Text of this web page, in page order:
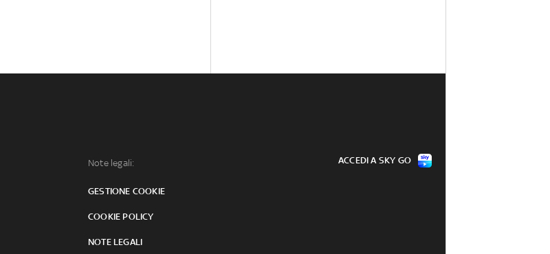
Note legali:
GESTIONE COOKIE
COOKIE POLICY
NOTE LEGALI
ACCEDI A SKY GO